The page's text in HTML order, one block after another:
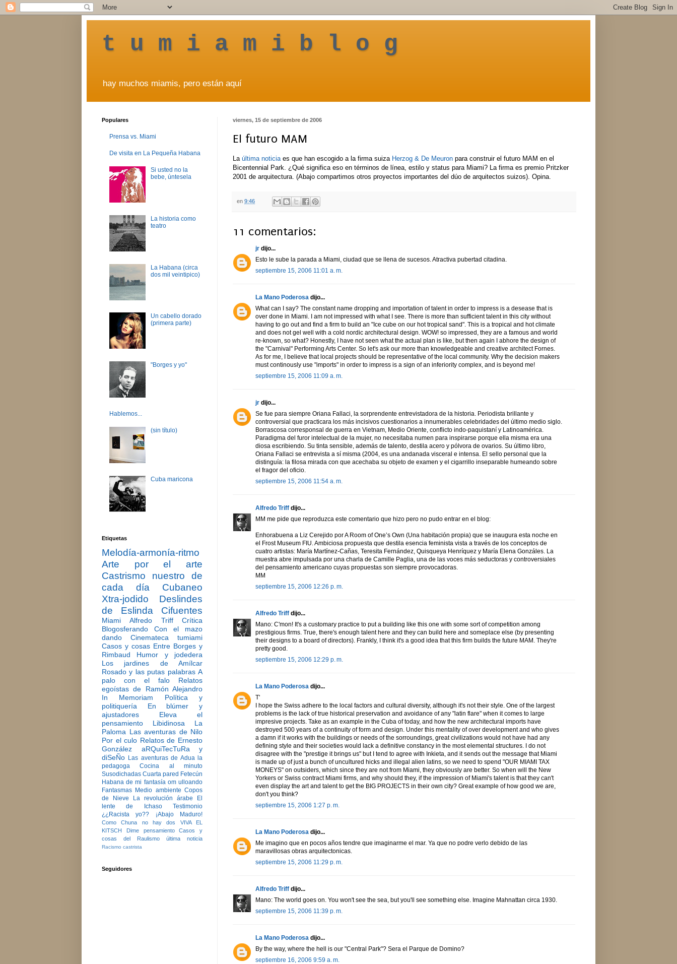
t u m i a m i b l o g
hay muchos miamis, pero están aquí
viernes, 15 de septiembre de 2006
El futuro MAM
La última noticia es que han escogido a la firma suiza Herzog & De Meuron para construir el futuro MAM en el
Bicentennial Park. ¿Qué significa eso en términos de línea, estilo y status para Miami? La firma es premio Pritzker
2001 de arquitectura. (Abajo compartimos otros proyectos importantes del dúo de arquitectos suizos). Opina.
en 9:46
11 comentarios:
jr dijo...
Esto le sube la parada a Miami, ciudad que se llena de sucesos. Atractiva pubertad citadina.
septiembre 15, 2006 11:01 a. m.
La Mano Poderosa dijo...
What can I say? The constant name dropping and importation of talent in order to impress is a desease that is
over done in Miami. I am not impressed with what I see. There is more than sufficient talent in this city without
having to go out and find a firm to build an "Ice cube on our hot tropical sand". This is a tropical and hot climate
and does not gel well with a cold nordic architectural design. WOW! so impressed, they are a famous and world
re-known, so what? Honestly, I have not seen what the actual plan is like, but then again I abhore the design of
the "Carnival" Performing Arts Center. So let's ask our more than knowledgeable and creative architect Fornes.
As for me, I believe that local projects should be representative of the local community. Why the decision makers
must continously use "imports" in order to impress is a sign of an inferiority complex, and is beyond me!
septiembre 15, 2006 11:09 a. m.
jr dijo...
Se fue para siempre Oriana Fallaci, la sorprendente entrevistadora de la historia. Periodista brillante y
controversial que practicara los más incisivos cuestionarios a innumerables celebridades del último medio siglo.
Borrascosa corresponsal de guerra en Vietnam, Medio Oriente, conflicto indo-paquistaní y Latinoamérica.
Paradigma del furor intelectual de la mujer, no necesitaba numen para inspirarse porque ella misma era una
diosa escribiendo. Su tinta sensible, además de talento, destila acero y pólvora de ovarios. Su último libro,
Oriana Fallaci se entrevista a sí misma (2004, es una andanada visceral e intensa. El sello personal que la
distinguía: la filosa mirada con que acechaba su objeto de examen y el cigarrillo inseparable humeando sobre
el fragor del oficio.
septiembre 15, 2006 11:54 a. m.
Alfredo Triff dijo...
MM me pide que reproduzca este comentario que hizo pero no pudo entrar en el blog:
Enhorabuena a Liz Cerejido por A Room of One’s Own (Una habitación propia) que se inaugura esta noche en
el Frost Museum FIU. Ambiciosa propuesta que destila esencia feminista vista a través de los conceptos de
cuatro artistas: María Martínez-Cañas, Teresita Fernández, Quisqueya Henríquez y María Elena Gonzáles. La
muestra abre impulsada por una charla de Camille Paglia, una de las voces más seductoras y controversiales
del pensamiento americano cuyas propuestas son siempre provocadoras.
MM
septiembre 15, 2006 12:26 p. m.
Alfredo Triff dijo...
Mano: C'mon! It's a customary practice to put a building like this one with some sort of competition among
prestigious firms. True, there's enough talent here and they can build here and someplace else (by presenting
their designs to a board of directors). Frankly, I think it's a good idea that this firm builds the future MAM. They're
pretty good.
septiembre 15, 2006 12:29 p. m.
La Mano Poderosa dijo...
T'
I hope the Swiss adhere to the local factors and cultural diversity, although it's not their style. One of the largest
problems is the lack of true historical preservation and avoidance of any "latin flare" when it comes to large
impresive projects. Take as an example in the Cuba of today, and how the new architectural imports have
destroyed 500 years of a continuity of form and design. Under this mentality of over development and who gives
a damn if it works with the buildings or needs of the sorroundings, great civilizations would not have had any
defining style and their societies would lack a definitive constancy in the most elemental structures. I do not
disagree with the "prestige it brings us" but I tend to agree with Inkieta, and it sends out the message that Miami
is made up of just a bunch of uncultured hicks and illegal alien latins, so we need to spend "OUR MIAMI TAX
MONEYS" on outsiders, which since they are not from Miami, they obviously are better. So when will the New
Yorkers or Swiss contract Miami firms, and why should they, if the impression of Miami's talent is that they can't
even display the art and talent to get the BIG PROJECTS in their own city? Great example of how good we are,
don't you think?
septiembre 15, 2006 1:27 p. m.
La Mano Poderosa dijo...
Me imagino que en pocos años tendre que imaginarme el mar. Ya que no podre verlo debido de las
maravillosas obras arquitectonicas.
septiembre 15, 2006 11:29 p. m.
Alfredo Triff dijo...
Mano: The world goes on. You won't see the sea, but you'll see something else. Imagine Mahnattan circa 1930.
septiembre 15, 2006 11:39 p. m.
La Mano Poderosa dijo...
By the way, where the hell is our "Central Park"? Sera el Parque de Domino?
septiembre 16, 2006 9:59 a. m.
Populares
Prensa vs. Miami
De visita en La Pequeña Habana
Si usted no la
bebe, úntesela
La historia como
teatro
La Habana (circa
dos mil veintipico)
Un cabello dorado
(primera parte)
"Borges y yo"
Hablemos...
(sin título)
Cuba maricona
Etiquetas
Melodía-armonía-ritmo
Arte por el arte
Castrismo nuestro de
cada día
Cubaneo
Xtra-jodido
Deslindes
de Eslinda Cifuentes
Miami Alfredo Triff
Crítica
Blogosferando
Con el mazo
dando
Cinemateca tumiami
Casos y cosas Entre Borges y
Rimbaud
Humor y jodedera
Los jardines de Amílcar
Rosado y las putas palabras A
palo con el falo
Relatos
egoístas de Ramón Alejandro
In Memoriam
Política y
politiquería
En blúmer y
ajustadores
Eleva el
pensamiento
Libidinosa
La
Paloma Las aventuras de Nilo
Por el culo Relatos de Ernesto
González
aRQuiTecTuRa y
diSeÑo Las aventuras de Adua la
pedagoga
Cocina al minuto
Susodichadas Cuarta pared Fetecún
Habana de mi fantasía om ulloando
Fantasmas Medio ambiente Copos
de Nieve
La revolución árabe
El
lente de Ichaso
Testimonio
¿¿Racista yo??
¡Abajo Maduro!
Como Chuna no hay dos
VIVA EL
KITSCH
Dime pensamiento
Casos y
cosas del Raulismo
última noticia
Racismo castrista
Seguidores